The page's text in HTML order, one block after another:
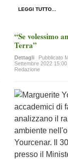
LEGGI TUTTO...
“Se volessimo
Terra”
Dettagli Pubblicato
Settembre 2022 15:00
Redazione
accademici di
analizzano il
ambiente
Yourcenar. Il
presso il